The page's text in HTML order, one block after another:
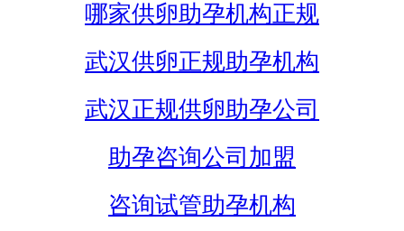
哪家供卵助孕机构正规
武汉供卵正规助孕机构
武汉正规供卵助孕公司
助孕咨询公司加盟
咨询试管助孕机构